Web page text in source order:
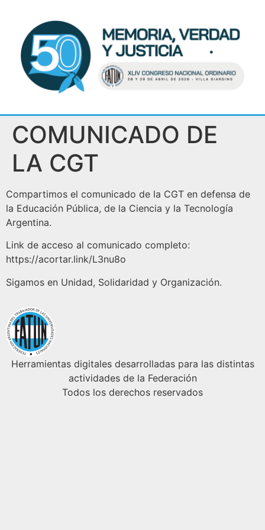
COMUNICADO DE
LA CGT
Compartimos el comunicado de la CGT en defensa de
la Educación Pública, de la Ciencia y la Tecnología
Argentina.
Link de acceso al comunicado completo:
https://acortar.link/L3nu8o
Sigamos en Unidad, Solidaridad y Organización.
Herramientas digitales desarrolladas para las distintas
actividades de la Federación
Todos los derechos reservados